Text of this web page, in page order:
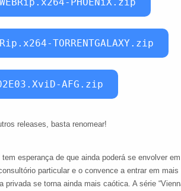
TORRENTGALAXY.zip
AFG.zip
releases, basta renomear!
esperança de que ainda poderá se envolver
particular e o convence a entrar em
se torna ainda mais caótica. A série